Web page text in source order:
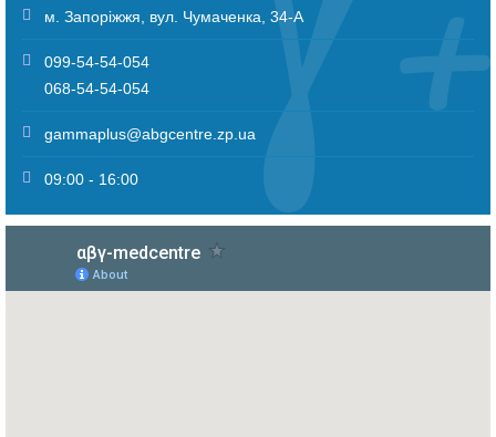
м. Запоріжжя, вул. Чумаченка, 34-А
099-54-54-054
068-54-54-054
gammaplus@abgcentre.zp.ua
09:00 - 16:00